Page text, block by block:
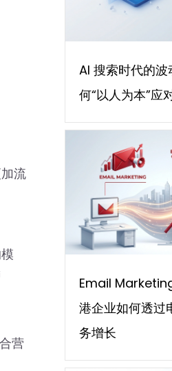
流
营
AI 搜索时代的
何“以人为本”应
Email
港企业如何透过
务增长